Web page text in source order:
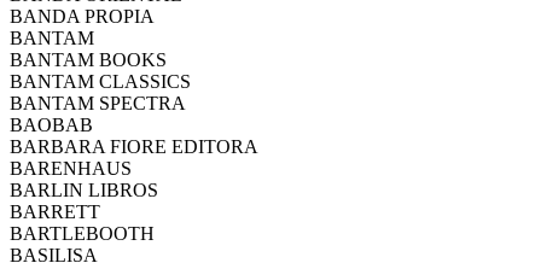
BANDA PROPIA
BANTAM
BANTAM BOOKS
BANTAM CLASSICS
BANTAM SPECTRA
BAOBAB
BARBARA FIORE EDITORA
BARENHAUS
BARLIN LIBROS
BARRETT
BARTLEBOOTH
BASILISA